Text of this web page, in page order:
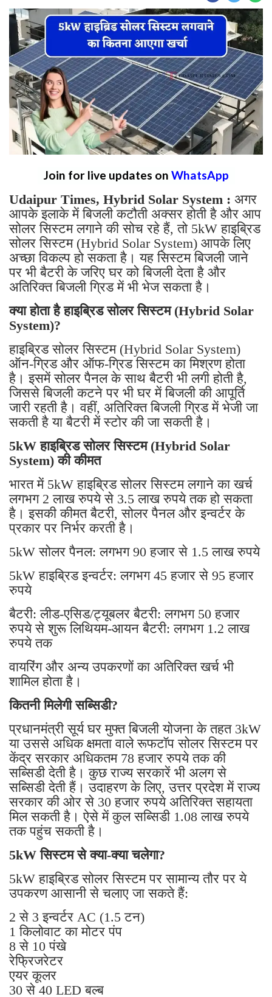
Join for live updates on WhatsApp
Udaipur Times, Hybrid Solar System : अगर
आपके इलाके में बिजली कटौती अक्सर होती है और आप
सोलर सिस्टम लगाने की सोच रहे हैं, तो 5kW हाइब्रिड
सोलर सिस्टम (Hybrid Solar System) आपके लिए
अच्छा विकल्प हो सकता है। यह सिस्टम बिजली जाने
पर भी बैटरी के जरिए घर को बिजली देता है और
अतिरिक्त बिजली ग्रिड में भी भेज सकता है।
क्या होता है हाइब्रिड सोलर सिस्टम (Hybrid Solar
System)?
हाइब्रिड सोलर सिस्टम (Hybrid Solar System)
ऑन-ग्रिड और ऑफ-ग्रिड सिस्टम का मिश्रण होता
है। इसमें सोलर पैनल के साथ बैटरी भी लगी होती है,
जिससे बिजली कटने पर भी घर में बिजली की आपूर्ति
जारी रहती है। वहीं, अतिरिक्त बिजली ग्रिड में भेजी जा
सकती है या बैटरी में स्टोर की जा सकती है।
5kW हाइब्रिड सोलर सिस्टम (Hybrid Solar
System) की कीमत
भारत में 5kW हाइब्रिड सोलर सिस्टम लगाने का खर्च
लगभग 2 लाख रुपये से 3.5 लाख रुपये तक हो सकता
है। इसकी कीमत बैटरी, सोलर पैनल और इन्वर्टर के
प्रकार पर निर्भर करती है।
5kW सोलर पैनल: लगभग 90 हजार से 1.5 लाख रुपये
5kW हाइब्रिड इन्वर्टर: लगभग 45 हजार से 95 हजार
रुपये
बैटरी: लीड-एसिड/ट्यूबलर बैटरी: लगभग 50 हजार
रुपये से शुरू लिथियम-आयन बैटरी: लगभग 1.2 लाख
रुपये तक
वायरिंग और अन्य उपकरणों का अतिरिक्त खर्च भी
शामिल होता है।
कितनी मिलेगी सब्सिडी?
प्रधानमंत्री सूर्य घर मुफ्त बिजली योजना के तहत 3kW
या उससे अधिक क्षमता वाले रूफटॉप सोलर सिस्टम पर
केंद्र सरकार अधिकतम 78 हजार रुपये तक की
सब्सिडी देती है। कुछ राज्य सरकारें भी अलग से
सब्सिडी देती हैं। उदाहरण के लिए, उत्तर प्रदेश में राज्य
सरकार की ओर से 30 हजार रुपये अतिरिक्त सहायता
मिल सकती है। ऐसे में कुल सब्सिडी 1.08 लाख रुपये
तक पहुंच सकती है।
5kW सिस्टम से क्या-क्या चलेगा?
5kW हाइब्रिड सोलर सिस्टम पर सामान्य तौर पर ये
उपकरण आसानी से चलाए जा सकते हैं:
2 से 3 इन्वर्टर AC (1.5 टन)
1 किलोवाट का मोटर पंप
8 से 10 पंखे
रेफ्रिजरेटर
एयर कूलर
30 से 40 LED बल्ब